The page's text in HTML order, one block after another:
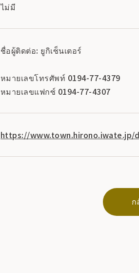
ไม่มี
ชื่อผู้ติดต่อ: ยูกิเซ็นเตอร์
หมายเลขโทรศัพท์ 0194-77-4379
หมายเลขแฟกซ์ 0194-77-4307
https://www.town.hirono.iwate.jp/